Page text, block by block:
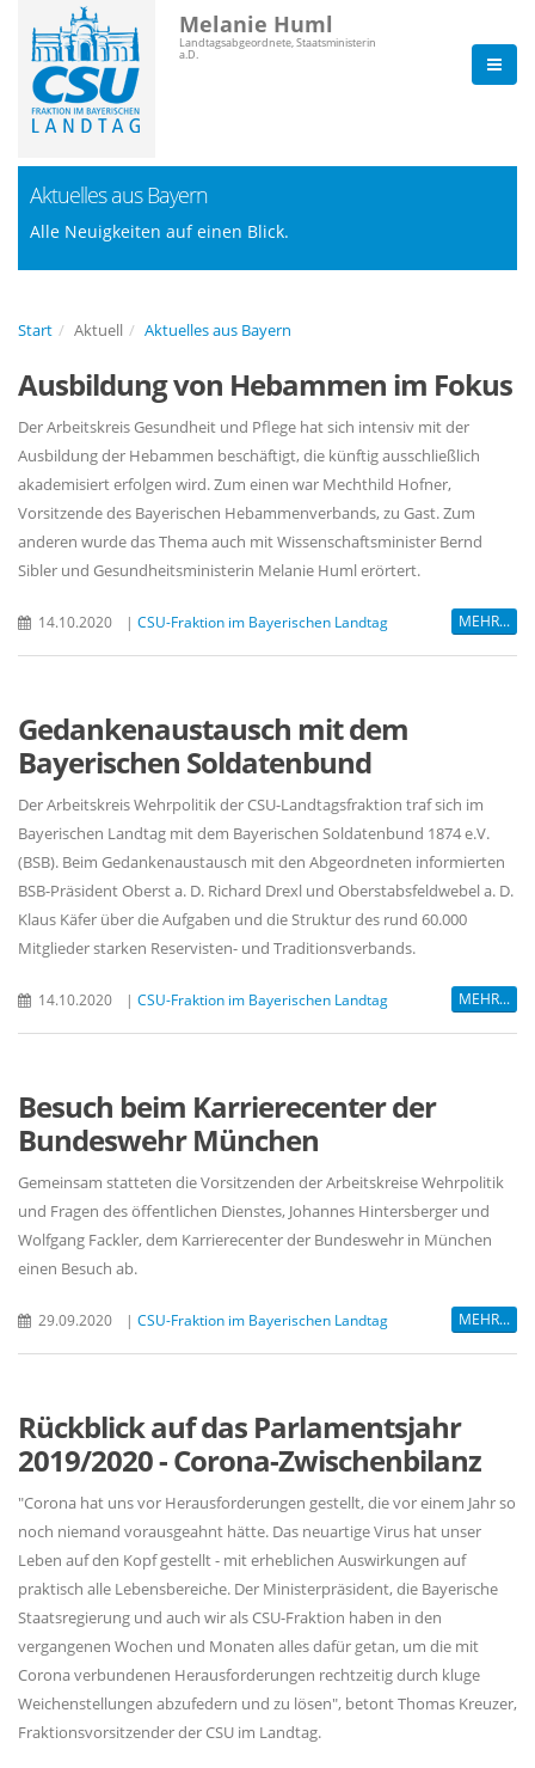
Melanie Huml
Landtagsabgeordnete, Staatsministerin
a.D.
Aktuelles aus Bayern
Alle Neuigkeiten auf einen Blick.
Start Aktuell Aktuelles aus Bayern
Ausbildung von Hebammen im Fokus
Der Arbeitskreis Gesundheit und Pflege hat sich intensiv mit der
Ausbildung der Hebammen beschäftigt, die künftig ausschließlich
akademisiert erfolgen wird. Zum einen war Mechthild Hofner,
Vorsitzende des Bayerischen Hebammenverbands, zu Gast. Zum
anderen wurde das Thema auch mit Wissenschaftsminister Bernd
Sibler und Gesundheitsministerin Melanie Huml erörtert.
14.10.2020 | CSU-Fraktion im Bayerischen Landtag MEHR...
Gedankenaustausch mit dem
Bayerischen Soldatenbund
Der Arbeitskreis Wehrpolitik der CSU-Landtagsfraktion traf sich im
Bayerischen Landtag mit dem Bayerischen Soldatenbund 1874 e.V.
(BSB). Beim Gedankenaustausch mit den Abgeordneten informierten
BSB-Präsident Oberst a. D. Richard Drexl und Oberstabsfeldwebel a. D.
Klaus Käfer über die Aufgaben und die Struktur des rund 60.000
Mitglieder starken Reservisten- und Traditionsverbands.
14.10.2020 | CSU-Fraktion im Bayerischen Landtag MEHR...
Besuch beim Karrierecenter der
Bundeswehr München
Gemeinsam statteten die Vorsitzenden der Arbeitskreise Wehrpolitik
und Fragen des öffentlichen Dienstes, Johannes Hintersberger und
Wolfgang Fackler, dem Karrierecenter der Bundeswehr in München
einen Besuch ab.
29.09.2020 | CSU-Fraktion im Bayerischen Landtag MEHR...
Rückblick auf das Parlamentsjahr
2019/2020 - Corona-Zwischenbilanz
"Corona hat uns vor Herausforderungen gestellt, die vor einem Jahr so
noch niemand vorausgeahnt hätte. Das neuartige Virus hat unser
Leben auf den Kopf gestellt - mit erheblichen Auswirkungen auf
praktisch alle Lebensbereiche. Der Ministerpräsident, die Bayerische
Staatsregierung und auch wir als CSU-Fraktion haben in den
vergangenen Wochen und Monaten alles dafür getan, um die mit
Corona verbundenen Herausforderungen rechtzeitig durch kluge
Weichenstellungen abzufedern und zu lösen", betont Thomas Kreuzer,
Fraktionsvorsitzender der CSU im Landtag.